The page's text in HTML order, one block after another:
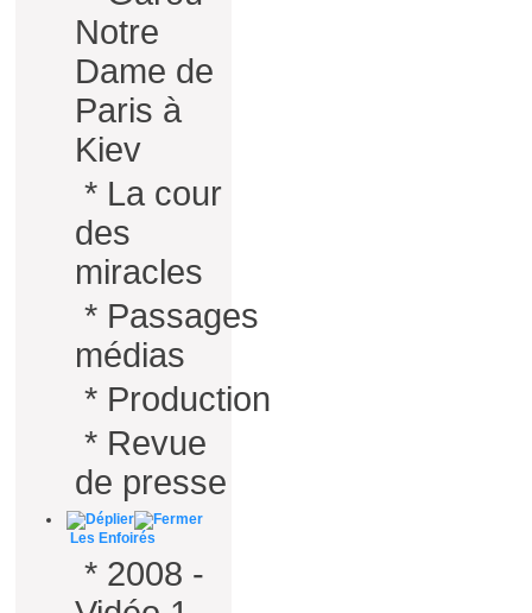
Notre
Dame de
Paris à
Kiev
* La cour
des
miracles
* Passages
médias
* Production
* Revue
de presse
Les Enfoirés
* 2008 -